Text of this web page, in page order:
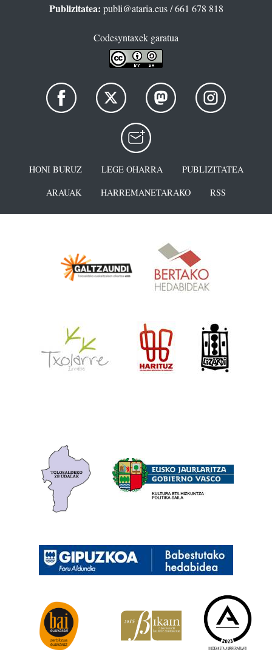
Publizitatea: publi@ataria.eus/ 661 678 818
Codesyntaxek garatua
HONI BURUZ LEGE OHARRA
PUBLIZITATEA
ARAUAK
HARREMANETARAKO RSS